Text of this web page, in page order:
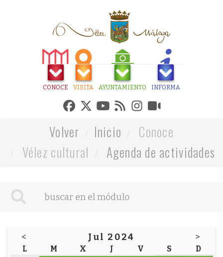
CONOCE VISITA AYUNTAMIENTO INFORMA
Volver Inicio
Conoce
Vélez cultural
Agenda de actividades
< Jul 2024 >
L M X J V S D